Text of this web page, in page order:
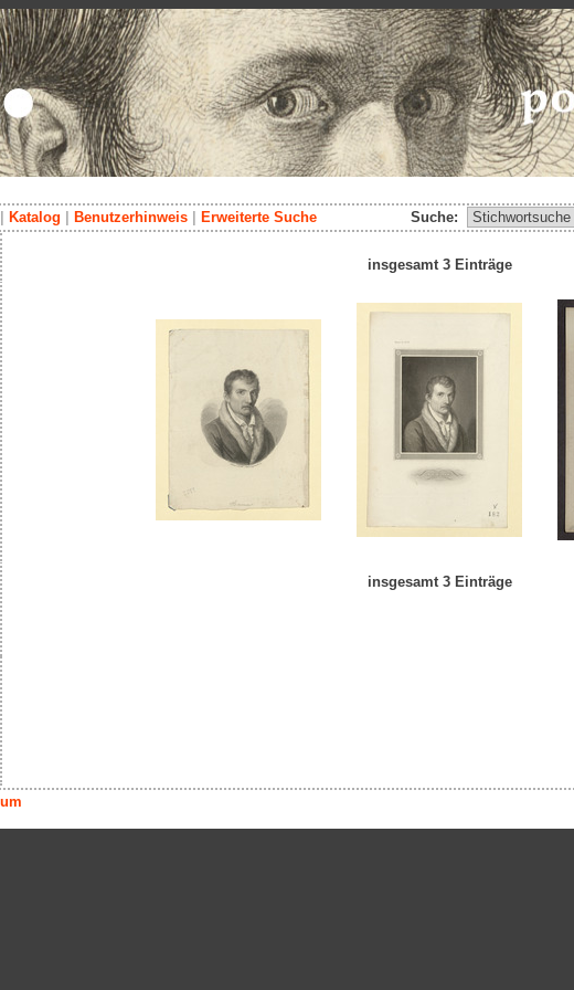
Suche:
Katalog Benutzerhinweis Erweiterte Suche
insgesamt 3 Einträge
insgesamt 3 Einträge